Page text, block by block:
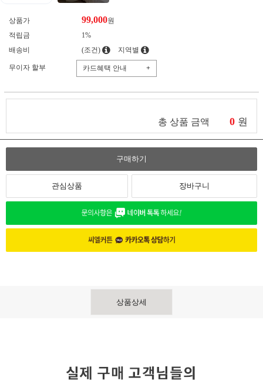
상품가 99,000원
적립금
1%
배송비
(조건) 지역별
무이자 할부 카드혜택 안내 +
총 상품 금액 0 원
구매하기
관심상품 장바구니
상품상세